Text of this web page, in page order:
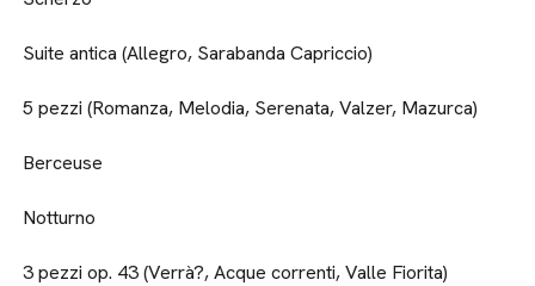
Suite antica (Allegro, Sarabanda Capriccio)
5 pezzi (Romanza, Melodia, Serenata, Valzer, Mazurca)
Berceuse
Notturno
3 pezzi op. 43 (Verrà?, Acque correnti, Valle Fiorita)